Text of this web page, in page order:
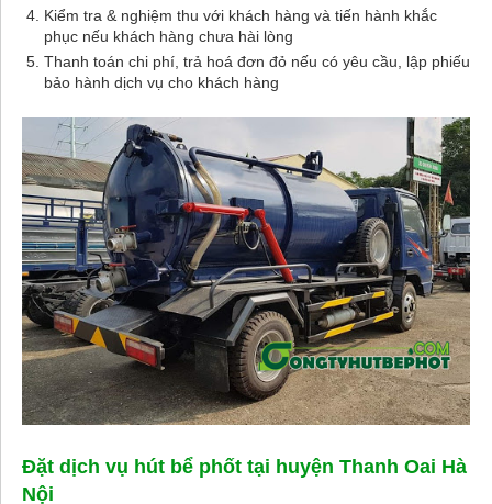
Kiểm tra & nghiệm thu với khách hàng và tiến hành khắc
phục nếu khách hàng chưa hài lòng
Thanh toán chi phí, trả hoá đơn đỏ nếu có yêu cầu, lập phiếu
bảo hành dịch vụ cho khách hàng
Đặt dịch vụ hút bể phốt tại huyện Thanh Oai Hà
Nội